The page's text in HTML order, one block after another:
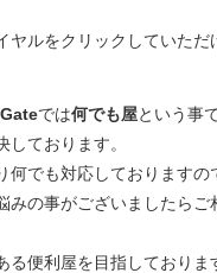
ヤルをクリックしていただ
では何でも屋という事
しております。
何でも対応しておりますの
みの事がございましたらご
る便利屋を目指しておりま